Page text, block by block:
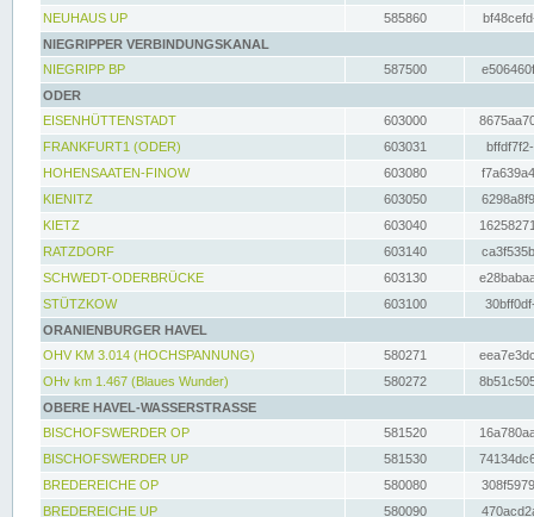
NEUHAUS UP
585860
NIEGRIPPER VERBINDUNGSKANAL
NIEGRIPP BP
587500
ODER
EISENHÜTTENSTADT
603000
FRANKFURT1 (ODER)
603031
HOHENSAATEN-FINOW
603080
KIENITZ
603050
KIETZ
603040
RATZDORF
603140
SCHWEDT-ODERBRÜCKE
603130
STÜTZKOW
603100
ORANIENBURGER HAVEL
OHV KM 3.014 (HOCHSPANNUNG)
580271
OHv km 1.467 (Blaues Wunder)
580272
OBERE HAVEL-WASSERSTRASSE
BISCHOFSWERDER OP
581520
BISCHOFSWERDER UP
581530
BREDEREICHE OP
580080
BREDEREICHE UP
580090